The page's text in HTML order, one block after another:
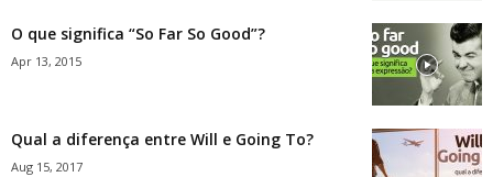
O que significa “So Far So Good”?
Apr 13, 2015
Qual a diferença entre Will e Going To?
Aug 15, 2017